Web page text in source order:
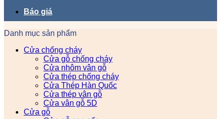
Báo giá
Danh mục sản phẩm
Cửa chống cháy
Cửa gỗ chống cháy
Cửa nhôm vân gỗ
Cửa thép chống cháy
Cửa Thép Hàn Quốc
Cửa thép vân gỗ
Cửa vân gỗ 5D
Cửa gỗ